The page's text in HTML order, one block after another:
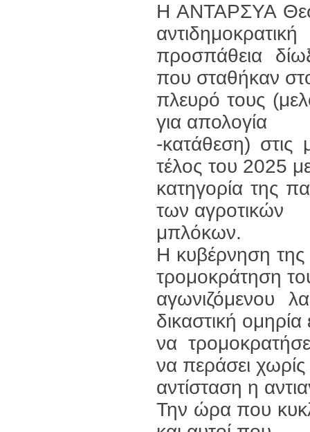
Η ΑΝΤΑΡΣΥΑ
αντιδημοκρατική
προσπάθεια
που σταθήκαν
πλευρό τους
για απολογία
-κατάθεση) στις
τέλος του 2025
κατηγορία της
των αγροτικών
μπλόκων.
Η κυβέρνηση της
τρομοκράτηση
αγωνιζόμενου
δικαστική ομηρία
να
να περάσει χωρίς
αντίσταση η
Την ώρα που